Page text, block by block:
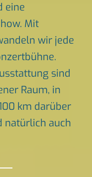
eine
Mit
wir jede
sind
Raum, in
km darüber
natürlich auch